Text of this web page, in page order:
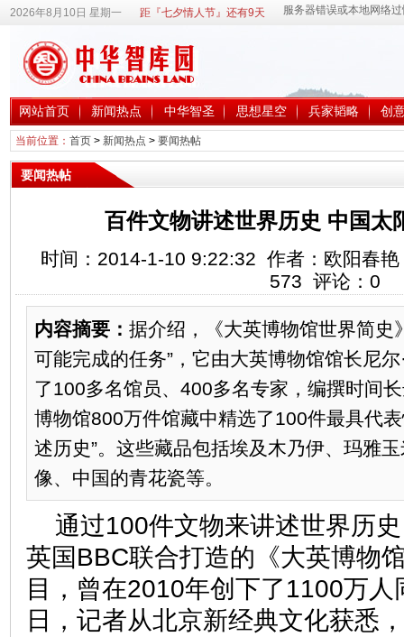
2026年8月10日 星期一 距『七夕情人节』还有9天
网站首页 新闻热点 中华智圣 思想星空 兵家韬略 创
当前位置： 首页> 新闻热点 > 要闻热帖
要闻热帖
百件文物讲述世界历史 中国太
时间：2014-1-10 9:22:32 作者：欧阳春
573 评论： 0
内容摘要： 据介绍，《大英博物馆世界简史
可能完成的任务”，它由大英博物馆馆长尼
了100多名馆员、400多名专家，编撰时间
博物馆800万件馆藏中精选了100件最具代
述历史”。这些藏品包括埃及木乃伊、玛雅
像、中国的青花瓷等。
通过100件文物来讲述世界历
英国BBC联合打造的《大英博物
目，曾在2010年创下了1100万
日，记者从北京新经典文化获悉